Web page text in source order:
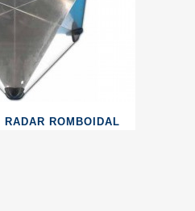
RADAR ROMBOIDAL